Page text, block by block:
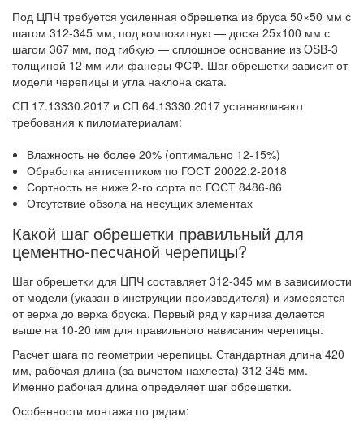
Под ЦПЧ требуется усиленная обрешетка из бруса 50×50 мм с
шагом 312-345 мм, под композитную — доска 25×100 мм с
шагом 367 мм, под гибкую — сплошное основание из OSB-3
толщиной 12 мм или фанеры ФСФ. Шаг обрешетки зависит от
модели черепицы и угла наклона ската.
СП 17.13330.2017 и СП 64.13330.2017 устанавливают
требования к пиломатериалам:
Влажность не более 20% (оптимально 12-15%)
Обработка антисептиком по ГОСТ 20022.2-2018
Сортность не ниже 2-го сорта по ГОСТ 8486-86
Отсутствие обзола на несущих элементах
Какой шаг обрешетки правильный для
цементно-песчаной черепицы?
Шаг обрешетки для ЦПЧ составляет 312-345 мм в зависимости
от модели (указан в инструкции производителя) и измеряется
от верха до верха бруска. Первый ряд у карниза делается
выше на 10-20 мм для правильного нависания черепицы.
Расчет шага по геометрии черепицы. Стандартная длина 420
мм, рабочая длина (за вычетом нахлеста) 312-345 мм.
Именно рабочая длина определяет шаг обрешетки.
Особенности монтажа по рядам: